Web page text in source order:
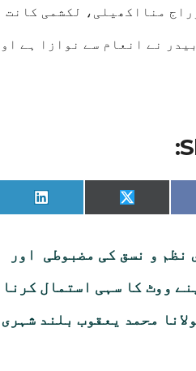
منااکھیلی، لکشمی
نے انعام سے نوازا ہے
Share
on
Share
on
نظم و نسق کی مضبوطی اور
ووٹ کا سہی استمال کرنا
محمد یعقوب بلند شہری